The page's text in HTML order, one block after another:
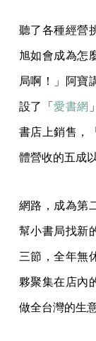
聽了各種經營
旭如會成為怎
局啊！」阿寶
設了「愛書網
書店上銷售，
體營收的五成
網路，成為第
幫小書局找新
三節，全年無
夥聚集在店內
做全台灣的生意